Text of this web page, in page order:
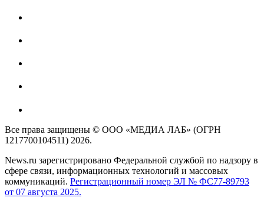
Все права защищены © ООО «МЕДИА ЛАБ» (ОГРН
1217700104511) 2026.
News.ru зарегистрировано Федеральной службой по надзору в
сфере связи, информационных технологий и массовых
коммуникаций. Регистрационный номер ЭЛ № ФС77-89793
от 07 августа 2025.